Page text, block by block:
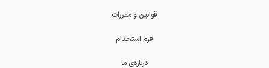
قوانین و مقررات
فرم استخدام
درباره‌ی ما